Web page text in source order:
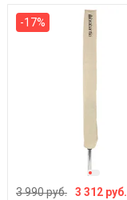
-17%
3 990 руб.
3 312 руб.